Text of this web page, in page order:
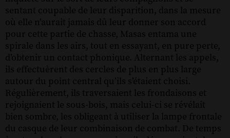
sentant coupable de leur disparition, dans la mesure
où elle n’aurait jamais dû leur donner son accord
pour cette partie de chasse, Masas entama une
spirale dans les airs, tout en essayant, en pure perte,
d’obtenir un contact phonique. Alternant les appels,
ils effectuèrent des cercles de plus en plus large
autour du point central qu’ils s’étaient choisi.
Régulièrement, ils traversaient les frondaisons et
rejoignaient le sous-bois, mais celui-ci se révélait
bien sombre, les obligeant à utiliser la lampe frontale
du casque de leur combinaison de combat. De temps